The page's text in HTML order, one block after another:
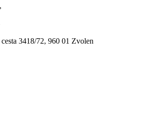
3418/72, 960 01 Zvolen